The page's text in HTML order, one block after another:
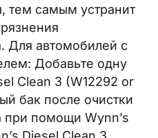
тем самым устранит
Для автомобилей с
Добавьте одну
Clean 3 (W12292 or
бак после очистки
при помощи Wynn’s